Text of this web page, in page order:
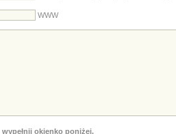
WWW
okienko poniżej.